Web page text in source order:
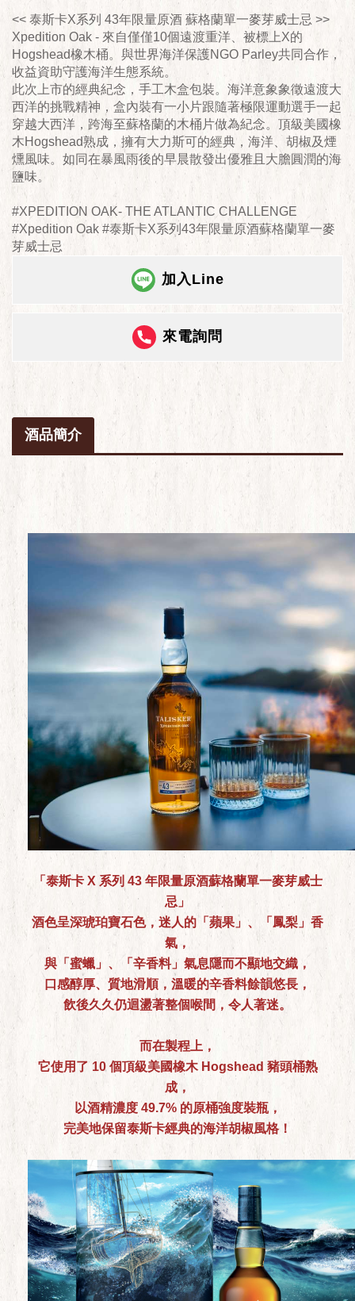
<< 泰斯卡X系列 43年限量原酒 蘇格蘭單一麥芽威士忌 >>
Xpedition Oak - 來自僅僅10個遠渡重洋、被標上X的
Hogshead橡木桶。與世界海洋保護NGO Parley共同合作，
收益資助守護海洋生態系統。
此次上市的經典紀念，手工木盒包裝。海洋意象象徵遠渡大
西洋的挑戰精神，盒內裝有一小片跟隨著極限運動選手一起
穿越大西洋，跨海至蘇格蘭的木桶片做為紀念。頂級美國橡
木Hogshead熟成，擁有大力斯可的經典，海洋、胡椒及煙
燻風味。如同在暴風雨後的早晨散發出優雅且大膽圓潤的海
鹽味。
#XPEDITION OAK- THE ATLANTIC CHALLENGE
#Xpedition Oak #泰斯卡X系列43年限量原酒蘇格蘭單一麥
芽威士忌
加入Line
來電詢問
酒品簡介
「泰斯卡 X 系列 43 年限量原酒蘇格蘭單一麥芽威士
忌」
酒色呈深琥珀寶石色，迷人的「蘋果」、「鳳梨」香
氣，
與「蜜蠟」、「辛香料」氣息隱而不顯地交織，
口感醇厚、質地滑順，溫暖的辛香料餘韻悠長，
飲後久久仍迴盪著整個喉間，令人著迷。
而在製程上，
它使用了 10 個頂級美國橡木 Hogshead 豬頭桶熟
成，
以酒精濃度 49.7% 的原桶強度裝瓶，
完美地保留泰斯卡經典的海洋胡椒風格！